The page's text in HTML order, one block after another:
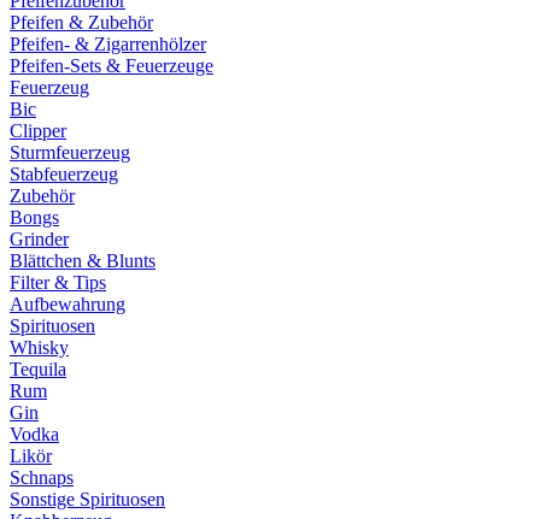
Pfeifen & Zubehör
Pfeifen- & Zigarrenhölzer
Pfeifen-Sets & Feuerzeuge
Feuerzeug
Bic
Clipper
Sturmfeuerzeug
Stabfeuerzeug
Zubehör
Bongs
Grinder
Blättchen & Blunts
Filter & Tips
Aufbewahrung
Spirituosen
Whisky
Tequila
Rum
Gin
Vodka
Likör
Schnaps
Sonstige Spirituosen